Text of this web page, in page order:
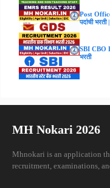
Post
पदांची
SBI CBO
भरती
MH Nokari 2026
Mhnokari is an application
recruitment, examinations,